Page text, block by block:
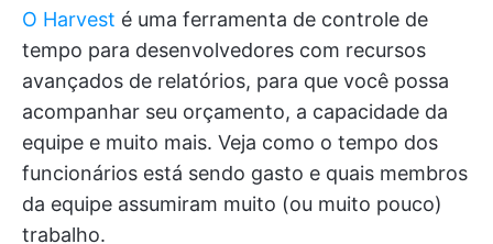
O Harvest é uma ferramenta de controle de
tempo para desenvolvedores com recursos
avançados de relatórios, para que você possa
acompanhar seu orçamento, a capacidade da
equipe e muito mais. Veja como o tempo dos
funcionários está sendo gasto e quais membros
da equipe assumiram muito (ou muito pouco)
trabalho.